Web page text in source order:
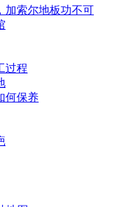
加索尔地板功不可
过程
何保养